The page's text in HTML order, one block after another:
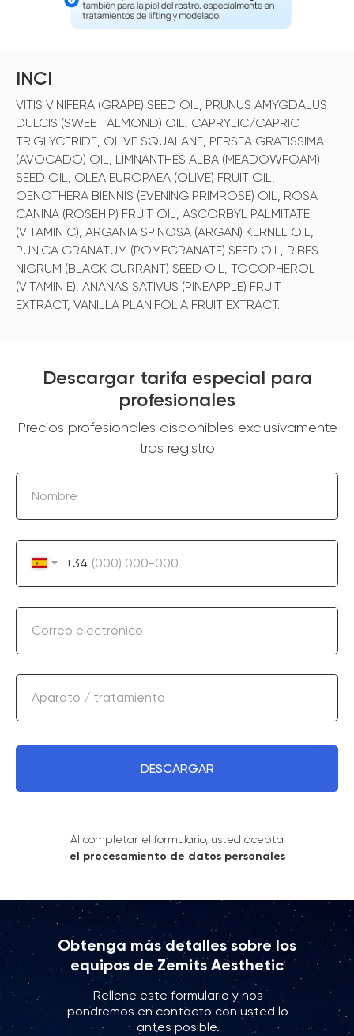
INCI
VITIS VINIFERA (GRAPE) SEED OIL, PRUNUS AMYGDALUS
DULCIS (SWEET ALMOND) OIL, CAPRYLIC/CAPRIC
TRIGLYCERIDE, OLIVE SQUALANE, PERSEA GRATISSIMA
(AVOCADO) OIL, LIMNANTHES ALBA (MEADOWFOAM)
SEED OIL, OLEA EUROPAEA (OLIVE) FRUIT OIL,
OENOTHERA BIENNIS (EVENING PRIMROSE) OIL, ROSA
CANINA (ROSEHIP) FRUIT OIL, ASCORBYL PALMITATE
(VITAMIN C), ARGANIA SPINOSA (ARGAN) KERNEL OIL,
PUNICA GRANATUM (POMEGRANATE) SEED OIL, RIBES
NIGRUM (BLACK CURRANT) SEED OIL, TOCOPHEROL
(VITAMIN E), ANANAS SATIVUS (PINEAPPLE) FRUIT
EXTRACT, VANILLA PLANIFOLIA FRUIT EXTRACT.
Descargar tarifa especial para
profesionales
Precios profesionales disponibles exclusivamente
tras registro
Nombre
+34
Correo electrónico
Aparato / tratamiento
DESCARGAR
Al completar el formulario, usted acepta
el procesamiento de datos personales
Obtenga más detalles sobre los
equipos de Zemits Aesthetic
Rellene este formulario y nos
pondremos en contacto con usted lo
antes posible.